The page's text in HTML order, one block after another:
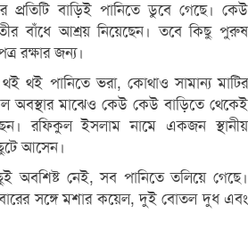
বাড়িই পানিতে ডুবে গেছে। কেউ
বাঁধে আশ্রয় নিয়েছেন। তবে কিছু পুরুষ
রক্ষার জন্য।
থই থই পানিতে ভরা, কোথাও সামান্য মাটির
অবস্থার মাঝেও কেউ কেউ বাড়িতে থেকেই
রফিকুল ইসলাম নামে একজন স্থানীয়
আসেন।
অবশিষ্ট নেই, সব পানিতে তলিয়ে গেছে।
সঙ্গে মশার কয়েল, দুই বোতল দুধ এবং